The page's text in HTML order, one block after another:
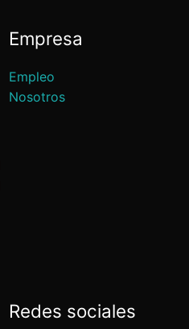
Empresa
Empleo
Nosotros
Redes sociales